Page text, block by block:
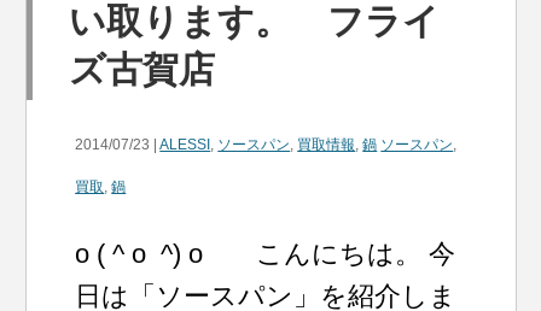
い取ります。 フライ
ズ古賀店
2014/07/23 |ALESSI , ソースパン, 買取情報,鍋 ソースパン,
買取,鍋
o ( ^ o ^) o こんにちは。 今
日は「ソースパン」を紹介しま